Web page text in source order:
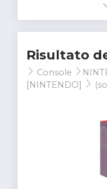
Risultato
Console
[NINTENDO]